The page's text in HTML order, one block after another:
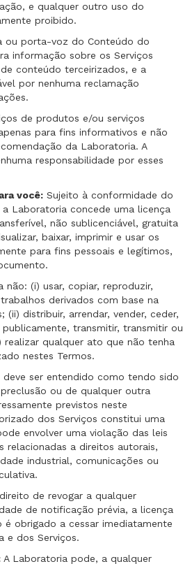
e qualquer outro uso do
proibido.
ou porta-voz do Conteúdo do
informação sobre os Serviços
conteúdo terceirizados, e a
por nenhuma reclamação
de produtos e/ou serviços
para fins informativos e não
da Laboratoria. A
responsabilidade por esses
você: Sujeito à conformidade do
Laboratoria concede uma licença
não sublicenciável, gratuita
baixar, imprimir e usar os
para fins pessoais e legítimos,
não: (i) usar, copiar, reproduzir,
derivados com base na
(ii) distribuir, arrendar, vender, ceder,
transmitir, transmitir ou
realizar qualquer ato que não tenha
nestes Termos.
deve ser entendido como tendo sido
ou de qualquer outra
previstos neste
dos Serviços constitui uma
envolver uma violação das leis
relacionadas a direitos autorais,
industrial, comunicações ou
de revogar a qualquer
de notificação prévia, a licença
é obrigado a cessar imediatamente
e dos Serviços.
A Laboratoria pode, a qualquer